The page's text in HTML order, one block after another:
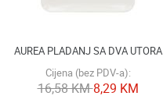
AUREA PLADANJ SA DVA UTORA
Cijena (bez PDV-a):
16,58 KM8,29 KM